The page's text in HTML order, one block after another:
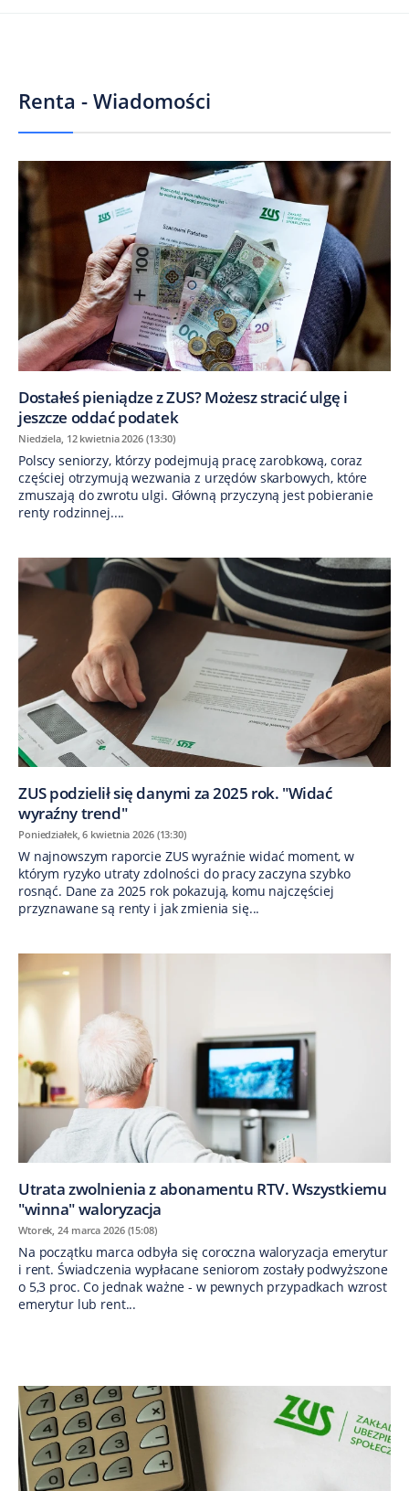
Renta - Wiadomości
Dostałeś pieniądze z ZUS? Możesz stracić ulgę i
jeszcze oddać podatek
Niedziela, 12 kwietnia 2026 (13:30)
Polscy seniorzy, którzy podejmują pracę zarobkową, coraz
częściej otrzymują wezwania z urzędów skarbowych, które
zmuszają do zwrotu ulgi. Główną przyczyną jest pobieranie
renty rodzinnej....
ZUS podzielił się danymi za 2025 rok. "Widać
wyraźny trend"
Poniedziałek, 6 kwietnia 2026 (13:30)
W najnowszym raporcie ZUS wyraźnie widać moment, w
którym ryzyko utraty zdolności do pracy zaczyna szybko
rosnąć. Dane za 2025 rok pokazują, komu najczęściej
przyznawane są renty i jak zmienia się...
Utrata zwolnienia z abonamentu RTV. Wszystkiemu
"winna" waloryzacja
Wtorek, 24 marca 2026 (15:08)
Na początku marca odbyła się coroczna waloryzacja emerytur
i rent. Świadczenia wypłacane seniorom zostały podwyższone
o 5,3 proc. Co jednak ważne - w pewnych przypadkach wzrost
emerytur lub rent...